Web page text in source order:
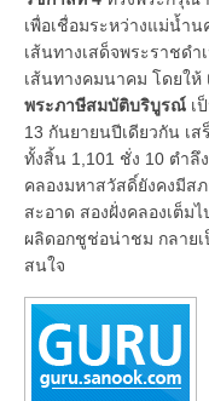
เพื่อเชื่อมระหว่างแม่น้ำ
เส้นทางเสด็จพระราชด
เส้นทางคมนาคม โดยให้
พระภาษีสมบัติบริบูรณ์ เ
13 กันยายนปีเดียวกัน เ
ทั้งสิ้น 1,101 ชั่ง 10 ตำลึ
คลองมหาสวัสดิ์ยังคงมีส
สะอาด สองฝั่งคลองเต็ม
ผลิดอกชูช่อน่าชม กลายเ
สนใจ